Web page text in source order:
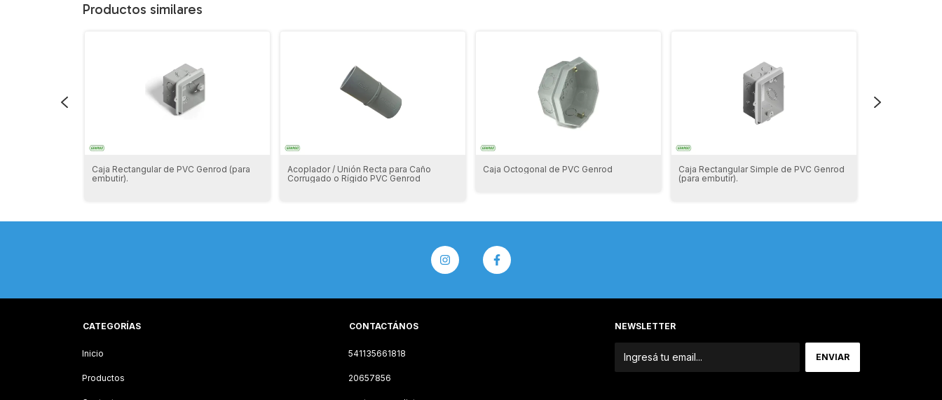
Productos similares
Caja Rectangular de PVC Genrod (para
embutir).
Acoplador / Unión Recta para Caño
Corrugado o Rígido PVC Genrod
Caja Octogonal de PVC Genrod
Caja Rectangular Simple de PVC Genrod
(para embutir).
CATEGORÍAS
Inicio
Productos
CONTACTÁNOS
541135661818
20657856
NEWSLETTER